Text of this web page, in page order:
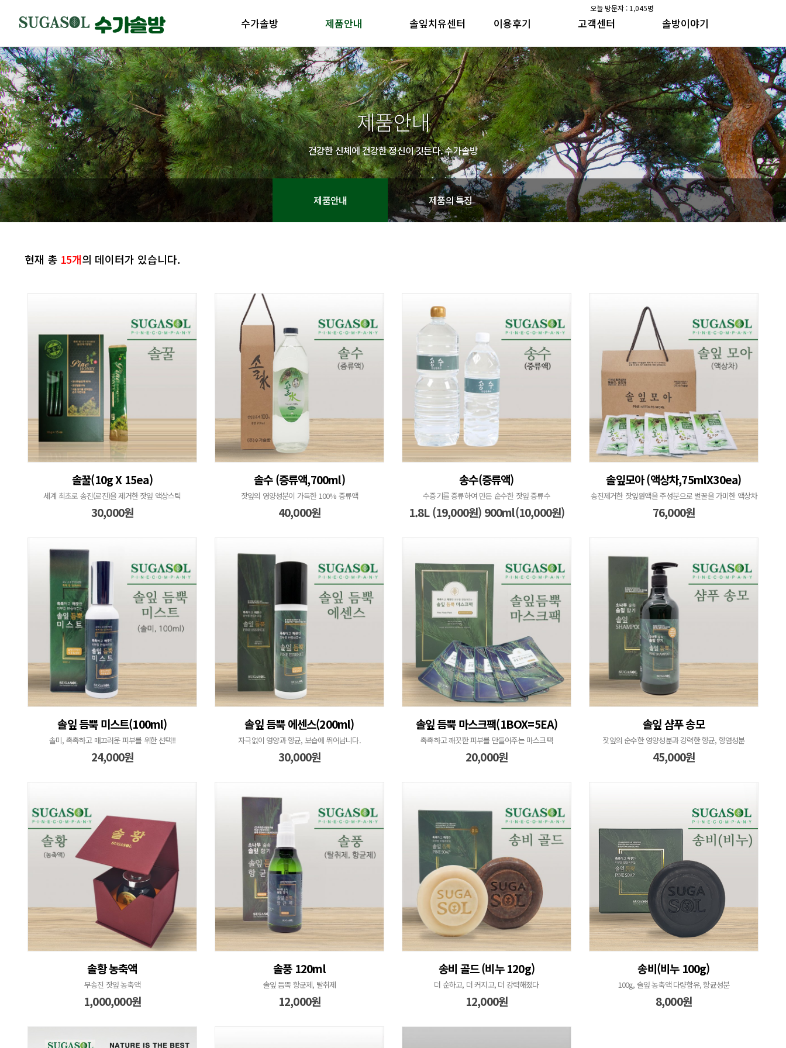
오늘 방문자 : 1,045명
수가솔방 제품안내 솔잎치유센터 이용후기 고객센터 솔방이야기
수가솔방 소개
제품철학
제품안내
제품의 특징
솔잎치유센터 이용후기
공지사항
갤러리
수가솔방 방송일지
솔방지기 건강이야기
수가솔방 소개
제품안내
솔잎치유센터 이용후기
공지사항
수가솔방 방송일지
솔방지기 건강이야기
제품안내
건강한 신체에 건강한 정신이 깃든다. 수가솔방
제품안내 제품의 특징
현재 총 15개의 데이터가 있습니다.
솔꿀(10g X 15ea)
세계 최초로 송진(로진)을 제거한 잣잎 액상스틱
30,000원
솔수 (증류액,700ml)
잣잎의 영양성분이 가득한 100% 증류액
40,000원
송수(증류액)
수증기를 증류하여 만든 순수한 잣잎 증류수
1.8L (19,000원) 900ml(10,000원)
솔잎모아 (액상차,75mlX30ea)
송진제거한 잣잎원액을 주성분으로 벌꿀을 가미한 액상차
76,000원
솔잎 듬뿍 미스트(100ml)
솔미, 촉촉하고 매끄러운 피부를 위한 선택!!
24,000원
솔잎 듬뿍 에센스(200ml)
자극없이 영양과 항균, 보습에 뛰어납니다.
30,000원
솔잎 듬뿍 마스크팩(1BOX=5EA)
촉촉하고 깨끗한 피부를 만들어주는 마스크팩
20,000원
솔잎 샴푸 송모
잣잎의 순수한 영양성분과 강력한 항균, 항염성분
45,000원
솔황 농축액
무송진 잣잎 농축액
1,000,000원
솔풍 120ml
솔잎 듬뿍 항균제, 탈취제
12,000원
송비 골드 (비누 120g)
더 순하고, 더 커지고, 더 강력해졌다
12,000원
송비(비누 100g)
100g, 솔잎 농축액 다량함유, 항균성분
8,000원